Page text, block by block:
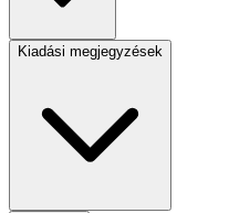
Kiadási megjegyzések